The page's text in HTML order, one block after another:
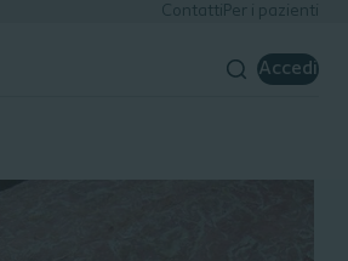
ContattiPer i pazienti
Accedi